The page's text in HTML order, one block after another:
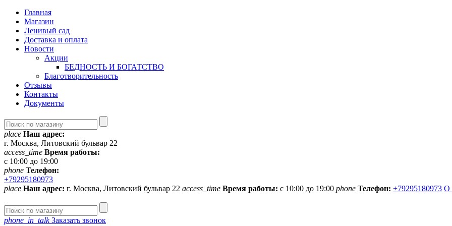
Главная
Магазин
Ленивый сад
Доставка и оплата
Новости
Акции
БЕДНОСТЬ И БОГАТСТВО
Благотворительность
Отзывы
Контакты
Документы
place Наш адрес:
г. Москва, Литовский бульвар 22
access_time Время работы:
с 10:00 до 19:00
phone Телефон:
+79295180973
place Наш адрес: г. Москва, Литовский бульвар 22 access_time Время работы: с 10:00 до 19:00 phone Телефон: +79295180973 О
phone_in_talkЗаказать звонок